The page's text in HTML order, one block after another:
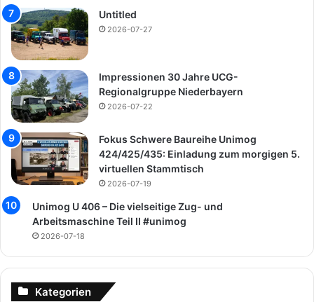
Untitled
2026-07-27
Impressionen 30 Jahre UCG-
Regionalgruppe Niederbayern
2026-07-22
Fokus Schwere Baureihe Unimog
424/425/435: Einladung zum morgigen 5.
virtuellen Stammtisch
2026-07-19
Unimog U 406 – Die vielseitige Zug- und
Arbeitsmaschine Teil II #unimog
2026-07-18
Kategorien